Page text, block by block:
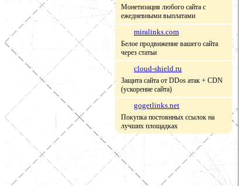
Монетизация любого сайта с
ежедневными выплатами
miralinks.com
Белое продвижение вашего сайта
через статьи
cloud-shield.ru
Защита сайта от DDos атак + CDN
(ускорение сайта)
gogetlinks.net
Покупка постоянных ссылок на
лучших площадках